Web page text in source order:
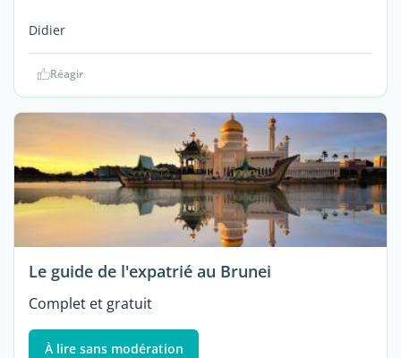
Didier
Réagir
Le guide de l'expatrié au Brunei
Complet et gratuit
À lire sans modération